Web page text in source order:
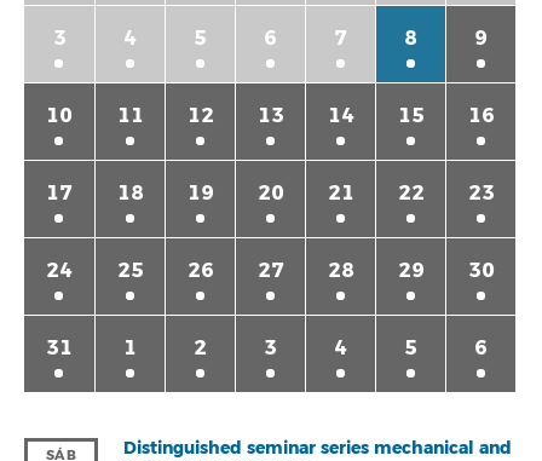
3 4 5 6 7 8 9
10 11 12 13 14 15 16
17 18 19 20 21 22 23
24 25 26 27 28 29 30
31 1 2 3 4 5 6
SÁB
Distinguished seminar series mechanical and